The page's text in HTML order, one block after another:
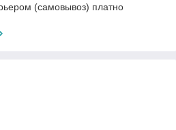
(самовывоз) платно